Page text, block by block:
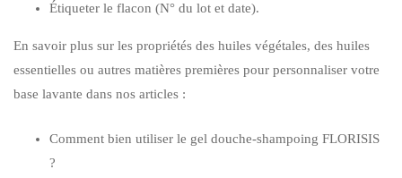
Étiqueter le flacon (N° du lot et date).
En savoir plus sur les propriétés des huiles végétales, des huiles
essentielles ou autres matières premières pour personnaliser votre
base lavante dans nos articles :
Comment bien utiliser le gel douche-shampoing FLORISIS
?